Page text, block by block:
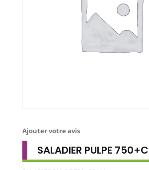
Ajouter votre avis
SALADIER PULPE